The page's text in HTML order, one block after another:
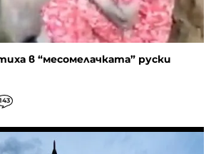
в “месомелачката” руски
143